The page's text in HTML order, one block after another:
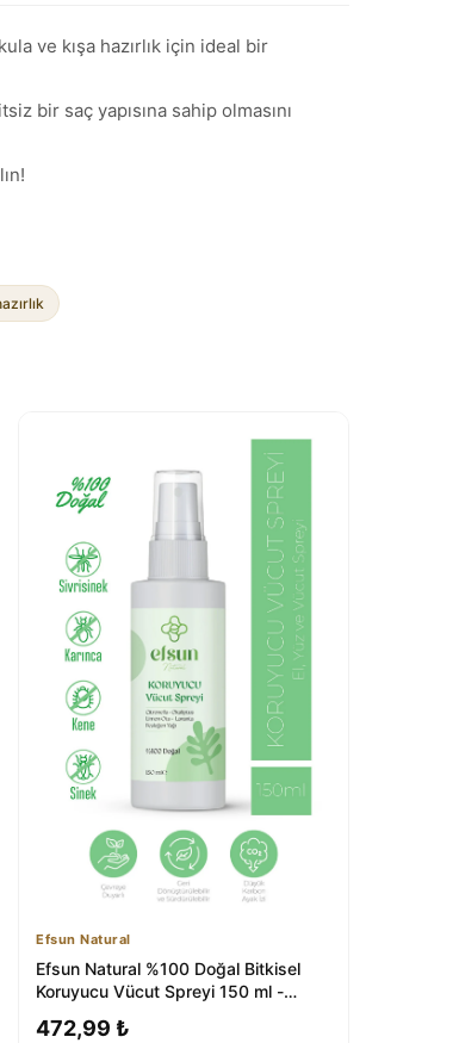
ve kışa hazırlık için ideal bir
bir saç yapısına sahip olmasını
Efsun Natural
Efsun Natural %100 Doğal Bitkisel
Koruyucu Vücut Spreyi 150 ml -
472,99 ₺